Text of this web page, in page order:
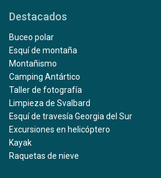
Destacados
Buceo polar
Esquí de montaña
Montañismo
Camping Antártico
Taller de fotografía
Limpieza de Svalbard
Esquí de travesía Georgia del Sur
Excursiones en helicóptero
Kayak
Raquetas de nieve